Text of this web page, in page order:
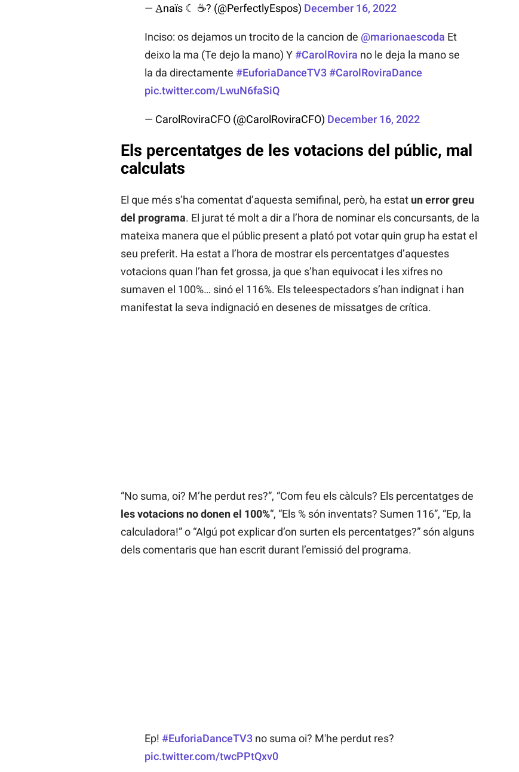
— A̲naïs ☾ ☕? (@PerfectlyEspos) December 16, 2022
Inciso: os dejamos un trocito de la cancion de @marionaescoda Et
deixo la ma (Te dejo la mano) Y#CarolRovira no le deja la mano se
la da directamente #EuforiaDanceTV3 #CarolRoviraDance
pic.twitter.com/LwuN6faSiQ
— CarolRoviraCFO (@CarolRoviraCFO) December 16, 2022
Els percentatges de les votacions del públic, mal
calculats
El que més s’ha comentat d’aquesta semifinal, però, ha estat un error greu
del programa. El jurat té molt a dir a l’hora de nominar els concursants, de la
mateixa manera que el públic present a plató pot votar quin grup ha estat el
seu preferit. Ha estat a l’hora de mostrar els percentatges d’aquestes
votacions quan l’han fet grossa, ja que s’han equivocat i les xifres no
sumaven el 100%… sinó el 116%. Els teleespectadors s’han indignat i han
manifestat la seva indignació en desenes de missatges de crítica.
“No suma, oi? M’he perdut res?”, “Com feu els càlculs? Els percentatges de
les votacions no donen el 100%“, “Els % són inventats? Sumen 116”, “Ep, la
calculadora!” o “Algú pot explicar d’on surten els percentatges?” són alguns
dels comentaris que han escrit durant l’emissió del programa.
Ep! #EuforiaDanceTV3no suma oi? M'he perdut res?
pic.twitter.com/twcPPtQxv0